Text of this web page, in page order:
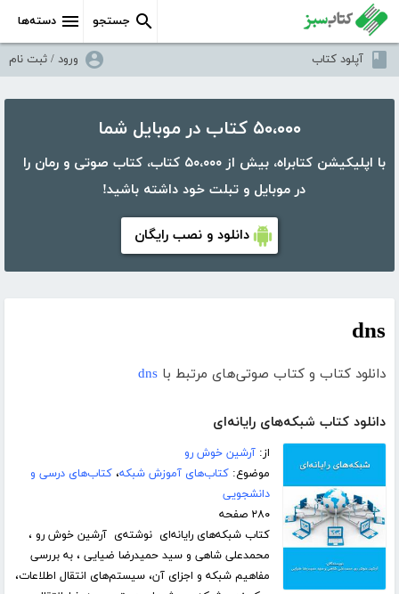
دسته‌ها جستجو
آپلود کتاب ورود / ثبت نام
۵۰،۰۰۰ کتاب در موبایل شما
با اپلیکیشن کتابراه، بیش از ۵۰،۰۰۰ کتاب، کتاب صوتی و رمان را
در موبایل و تبلت خود داشته باشید!
دانلود و نصب رایگان
dns
دانلود کتاب و کتاب صوتی‌های مرتبط با dns
دانلود کتاب شبکه‌های رایانه‌ای
از:آرشین خوش رو
موضوع:کتاب‌های آموزش شبکه،کتاب‌های درسی و
دانشجویی
۲۸۰ صفحه
کتاب شبکه‌های رایانه‌ای نوشته‌ی آرشین خوش رو ،
محمدعلی شاهی و سید حمیدرضا ضیایی ، به بررسی
مفاهیم شبکه و اجزای آن، سیستم‌های انتقال اطلاعات،